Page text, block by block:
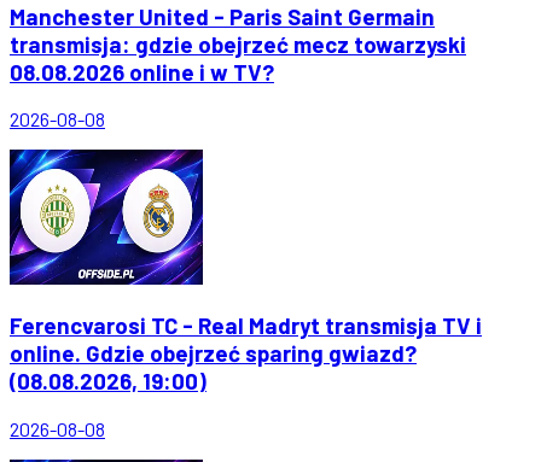
Manchester United - Paris Saint Germain
transmisja: gdzie obejrzeć mecz towarzyski
08.08.2026 online i w TV?
2026-08-08
Ferencvarosi TC - Real Madryt transmisja TV i
online. Gdzie obejrzeć sparing gwiazd?
(08.08.2026, 19:00)
2026-08-08